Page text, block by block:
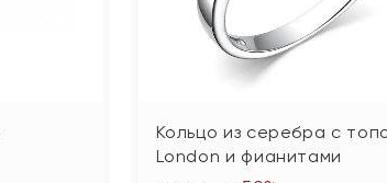
Кольцо из серебра с
London и фианитами